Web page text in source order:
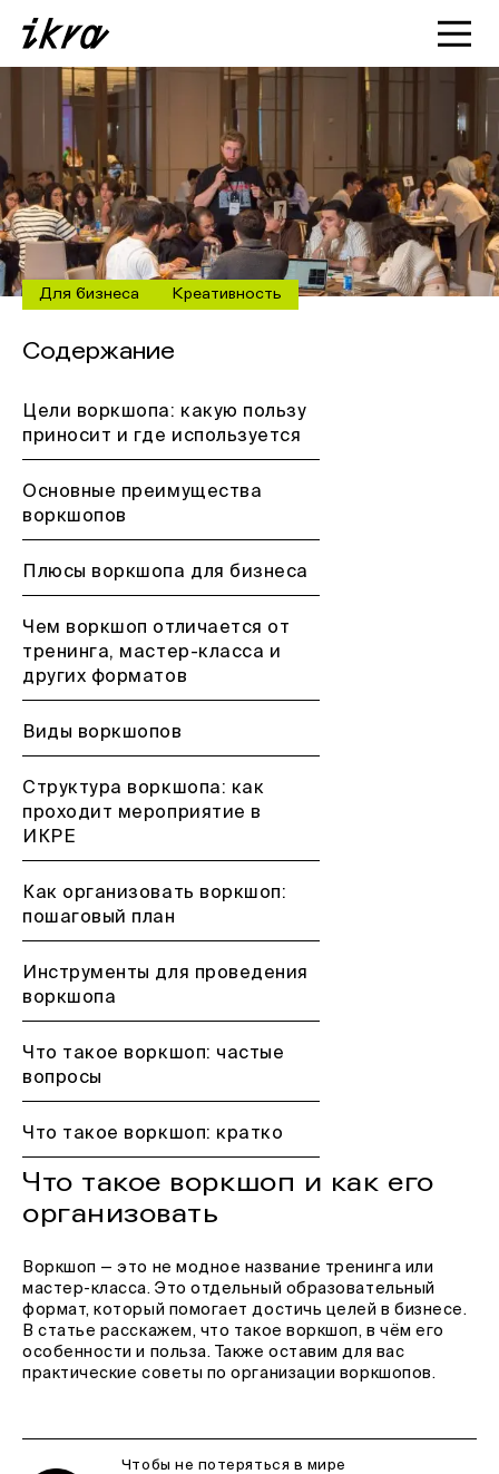
Познакомиться с ИКРОЙ
Статьи
Кейсы
О нас
Для бизнеса Креативность
Содержание
Цели воркшопа: какую пользу
приносит и где используется
Основные преимущества
воркшопов
Плюсы воркшопа для бизнеса
Чем воркшоп отличается от
тренинга, мастер-класса и
других форматов
Виды воркшопов
Структура воркшопа: как
проходит мероприятие в
ИКРЕ
Как организовать воркшоп:
пошаговый план
Инструменты для проведения
воркшопа
Что такое воркшоп: частые
вопросы
Что такое воркшоп: кратко
Что такое воркшоп и как его
организовать
Воркшоп — это не модное название тренинга или
мастер-класса. Это отдельный образовательный
формат, который помогает достичь целей в бизнесе.
В статье расскажем, что такое воркшоп, в чём его
особенности и польза. Также оставим для вас
практические советы по организации воркшопов.
Чтобы не потеряться в мире